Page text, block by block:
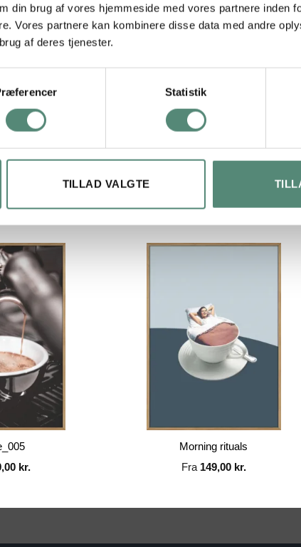
din brug af vores hjemmeside med vores partnere inden
Vores partnere kan kombinere disse data med andre
af deres tjenester.
Statistik
TILLAD VALGTE
med andre Bea Müller-værker, især dem med striber
helhed. Et motiv til dig, der elsker moderne
kr.
Morning rituals
Fra 149,00 kr.